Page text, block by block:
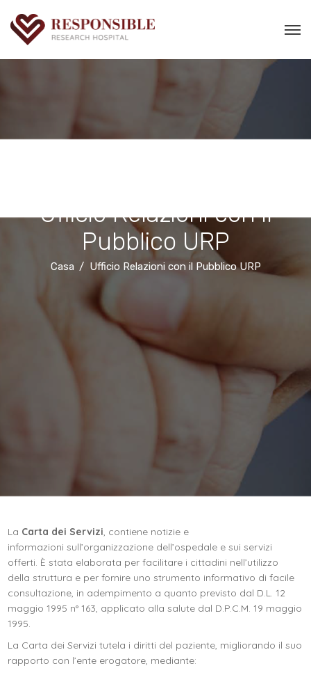
Ufficio Relazioni con il
Pubblico URP
Casa Ufficio Relazioni con il Pubblico URP
La Carta dei Servizi, contiene notizie e
informazioni sull’organizzazione dell’ospedale e sui servizi
offerti. È stata elaborata per facilitare i cittadini nell’utilizzo
della struttura e per fornire uno strumento informativo di facile
consultazione, in adempimento a quanto previsto dal D.L. 12
maggio 1995 n° 163, applicato alla salute dal D.P.C.M. 19 maggio
1995.
La Carta dei Servizi tutela i diritti del paziente, migliorando il suo
rapporto con l’ente erogatore, mediante: